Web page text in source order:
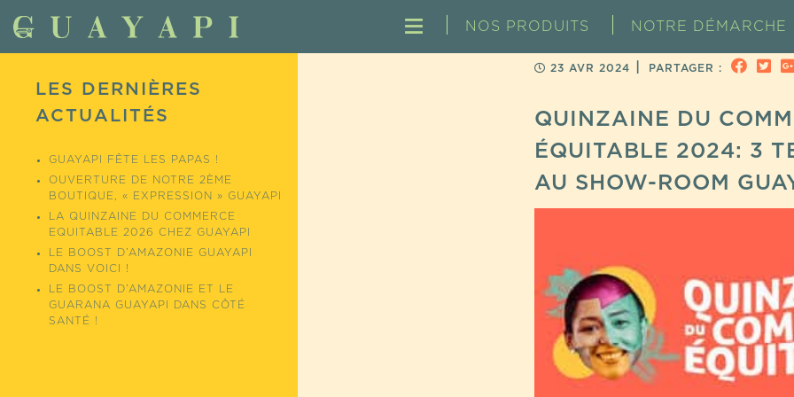
NOS PRODUITS NOTRE DÉMARCHE
LES DERNIÈRES
ACTUALITÉS
GUAYAPI FÊTE LES PAPAS !
OUVERTURE DE NOTRE 2ÈME
BOUTIQUE, « EXPRESSION » GUAYAPI
LA QUINZAINE DU COMMERCE
EQUITABLE 2026 CHEZ GUAYAPI
LE BOOST D’AMAZONIE GUAYAPI
DANS VOICI !
LE BOOST D’AMAZONIE ET LE
GUARANA GUAYAPI DANS CÔTÉ
SANTÉ !
23 AVR 2024 PARTAGER :
QUINZAINE DU
ÉQUITABLE 2024: 3
AU SHOW-ROOM